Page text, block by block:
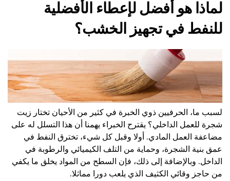
لماذا هو أفضل لإعطاء الأفضلية
للنفط في تجهيز الخشب؟
لسبب ما، الحرفيين ذوي الخبرة في كثير من الأحيان تختار زيت
شجرة للعمل الداخلي؟ يقترح الخبراء يهمنا أن هذا التسلل له على
مضاعفة العمل المادي. أولا وقبل كل شيء، تخترق النفط في
عمق بنية الشجرة، وحماية من التلف الكيميائي والرطوبة في
الداخل. وبالإضافة إلى ذلك، فإن السطح من المواد يخلق ما يكفي
من حاجز وقائي الكثيف الذي يلعب دورا مماثلا.